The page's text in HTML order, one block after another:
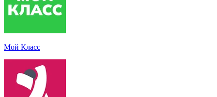
Мой Класс